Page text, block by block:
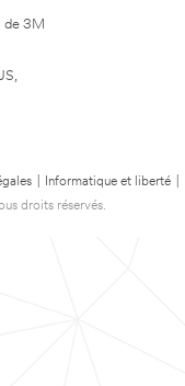
de 3M
Informatique et liberté
droits réservés.